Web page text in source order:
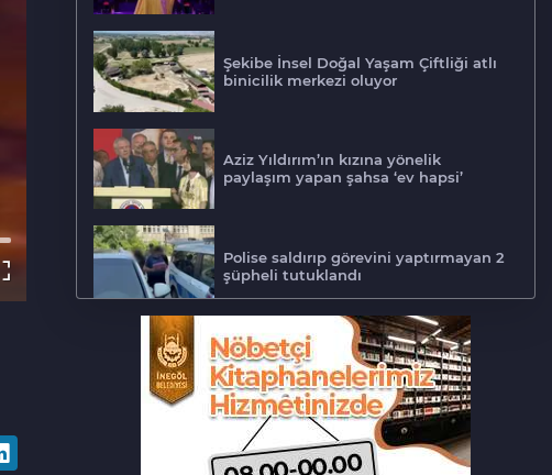
Şekibe İnsel Doğal Yaşam Çiftliği atlı
binicilik merkezi oluyor
Aziz Yıldırım’ın kızına yönelik
paylaşım yapan şahsa ‘ev hapsi’
Polise saldırıp görevini yaptırmayan 2
şüpheli tutuklandı
Tarihi eser kaçakçısı Bursa'da sert
kayaya çarptı
‘Hayat 112 Acil’ mobil uygulaması
kamu spotu yayında